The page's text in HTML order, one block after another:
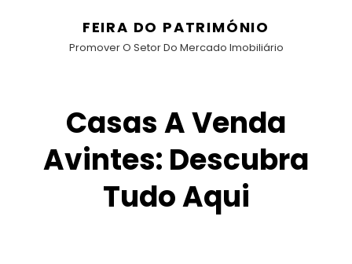
FEIRA DO PATRIMÓNIO
Promover O Setor Do Mercado Imobiliário
Casas A Venda
Avintes: Descubra
Tudo Aqui